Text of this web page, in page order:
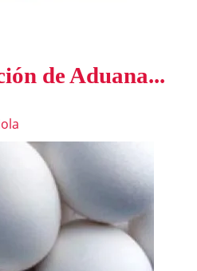
de Aduana...